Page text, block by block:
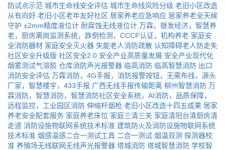
防试点示范 城市生命线安全评估 城市生命线风险分级 老旧小区改造
从有向好 老旧小区老年友好社区 居家养老应急响应 居家养老全天候
守护 ±2mm精度液位计 耐腐蚀无线液位计 万霖，银发经济，智慧养
老，厨房离岗监测系统，跌倒检测，CCCF认证，机构养老 家庭安
全消防器材 家庭安全灭火器 失能老人消防疏散 认知障碍老人防走失
社区安全升级版 社区安全2.0 安全产业高质量发展 安全产业现代化
烟雾测试气溶胶 仓库消防声光报警器 临高消防 临高智慧消防 出口
消防安全评估 万霖消防，4G手报，消防报警按钮，无需布线，源头
厂家，智慧楼宇，433手报 广西无线手报传输距离 柳州智慧消防 万
霖消防，智慧消防，智慧消防社区安全系统，AI消防，品质保障，
远程监控，工业园区消防 伸缩杆烟枪 老旧小区改造十四五成果 居家
养老安全配套服务 家庭养老床位 家庭三清三关 家庭清阳台清厨房清
走道 消防设施物联网系统技术标准 建筑防火及消防设施物联网系统
技术标准 烟感温感二合一测试工具 二合一测试 烟温双测 探测器校
准 养殖场无线联网无线声光报警器 塔城消防 塔城智慧消防 学校智